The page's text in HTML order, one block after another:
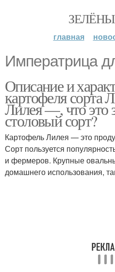
главная
Императрица
Описание и
картофеля сорта
Лилея —, что это
столовый сорт?
Картофель Лилея — это
Сорт пользуется
и фермеров. Крупные
домашнего использования,